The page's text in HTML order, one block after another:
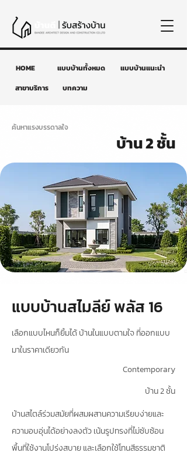
HOME แบบบ้านทั้งหมด
แบบบ้านแนะนำ
สาขาบริการ
บทความ
ค้นหาแรงบรรดาลใจ
บ้าน 2 ชั้น
แบบบ้านสไมลีย์ พลัส 16
เลือกแบบไหนก็ยิ้มได้ บ้านในแบบตามใจ ที่ออกแบบ
มาในราคาเดียวกัน
Contemporary
บ้าน 2 ชั้น
บ้านสไตล์ร่วมสมัยที่ผสมผสานความเรียบง่ายและ
ความอบอุ่นได้อย่างลงตัว เน้นรูปทรงที่ไม่ซับซ้อน
พื้นที่ใช้งานโปร่งสบาย และเลือกใช้โทนสีธรรมชาติ